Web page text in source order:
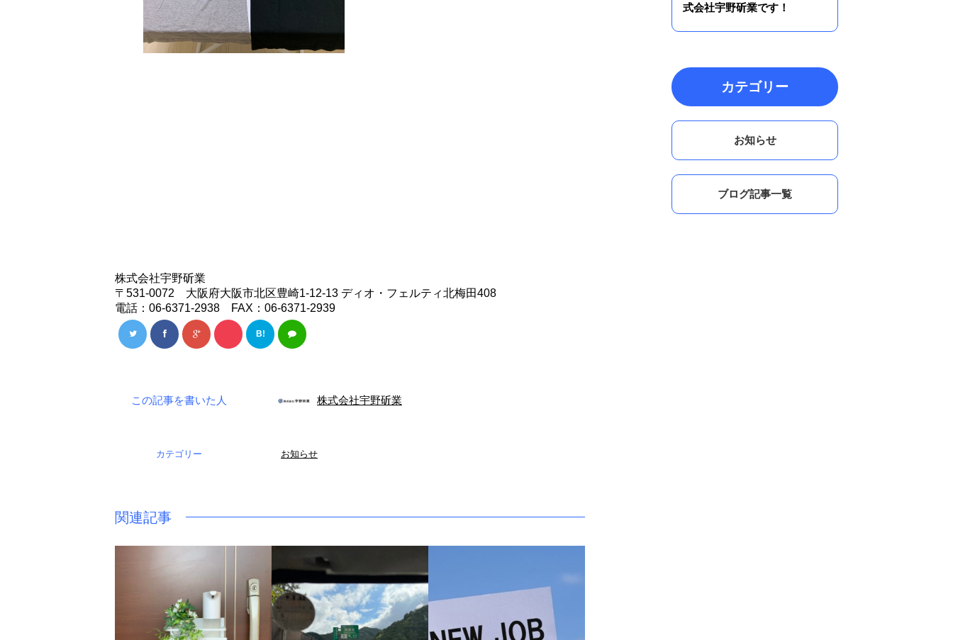
株式会社宇野斫業
〒531-0072 大阪府大阪市北区豊崎1-12-13 ディオ・フェルティ北梅田408
電話：06-6371-2938 FAX：06-6371-2939
B!
この記事を書いた人 株式会社宇野斫業
カテゴリー お知らせ
関連記事
式会社宇野斫業です！
カテゴリー
お知らせ
ブログ記事一覧